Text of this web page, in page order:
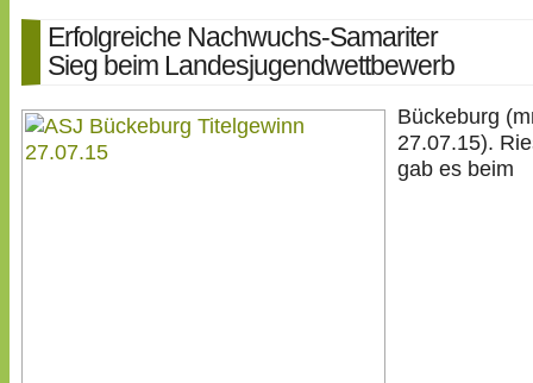
Erfolgreiche Nachwuchs-Samariter
Sieg beim Landesjugendwettbewerb
Bückeburg
27.07.15).
gab es beim